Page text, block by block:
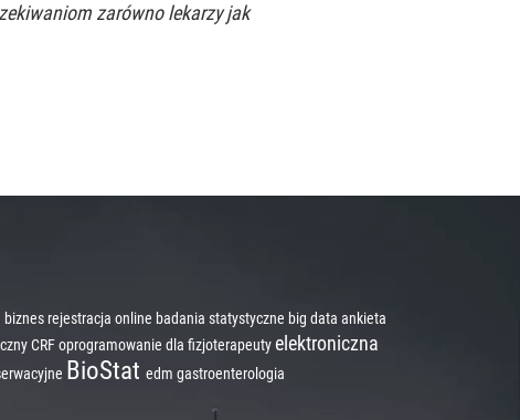
zarówno lekarzy jak
biznes rejestracja online badania statystyczne big data ankieta
CRFoprogramowanie dla fizjoterapeutyelektroniczna
BioStat edm gastroenterologia